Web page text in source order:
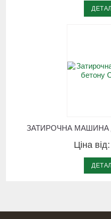
ЗАТИРОЧНА МАШИНА
Ціна від: